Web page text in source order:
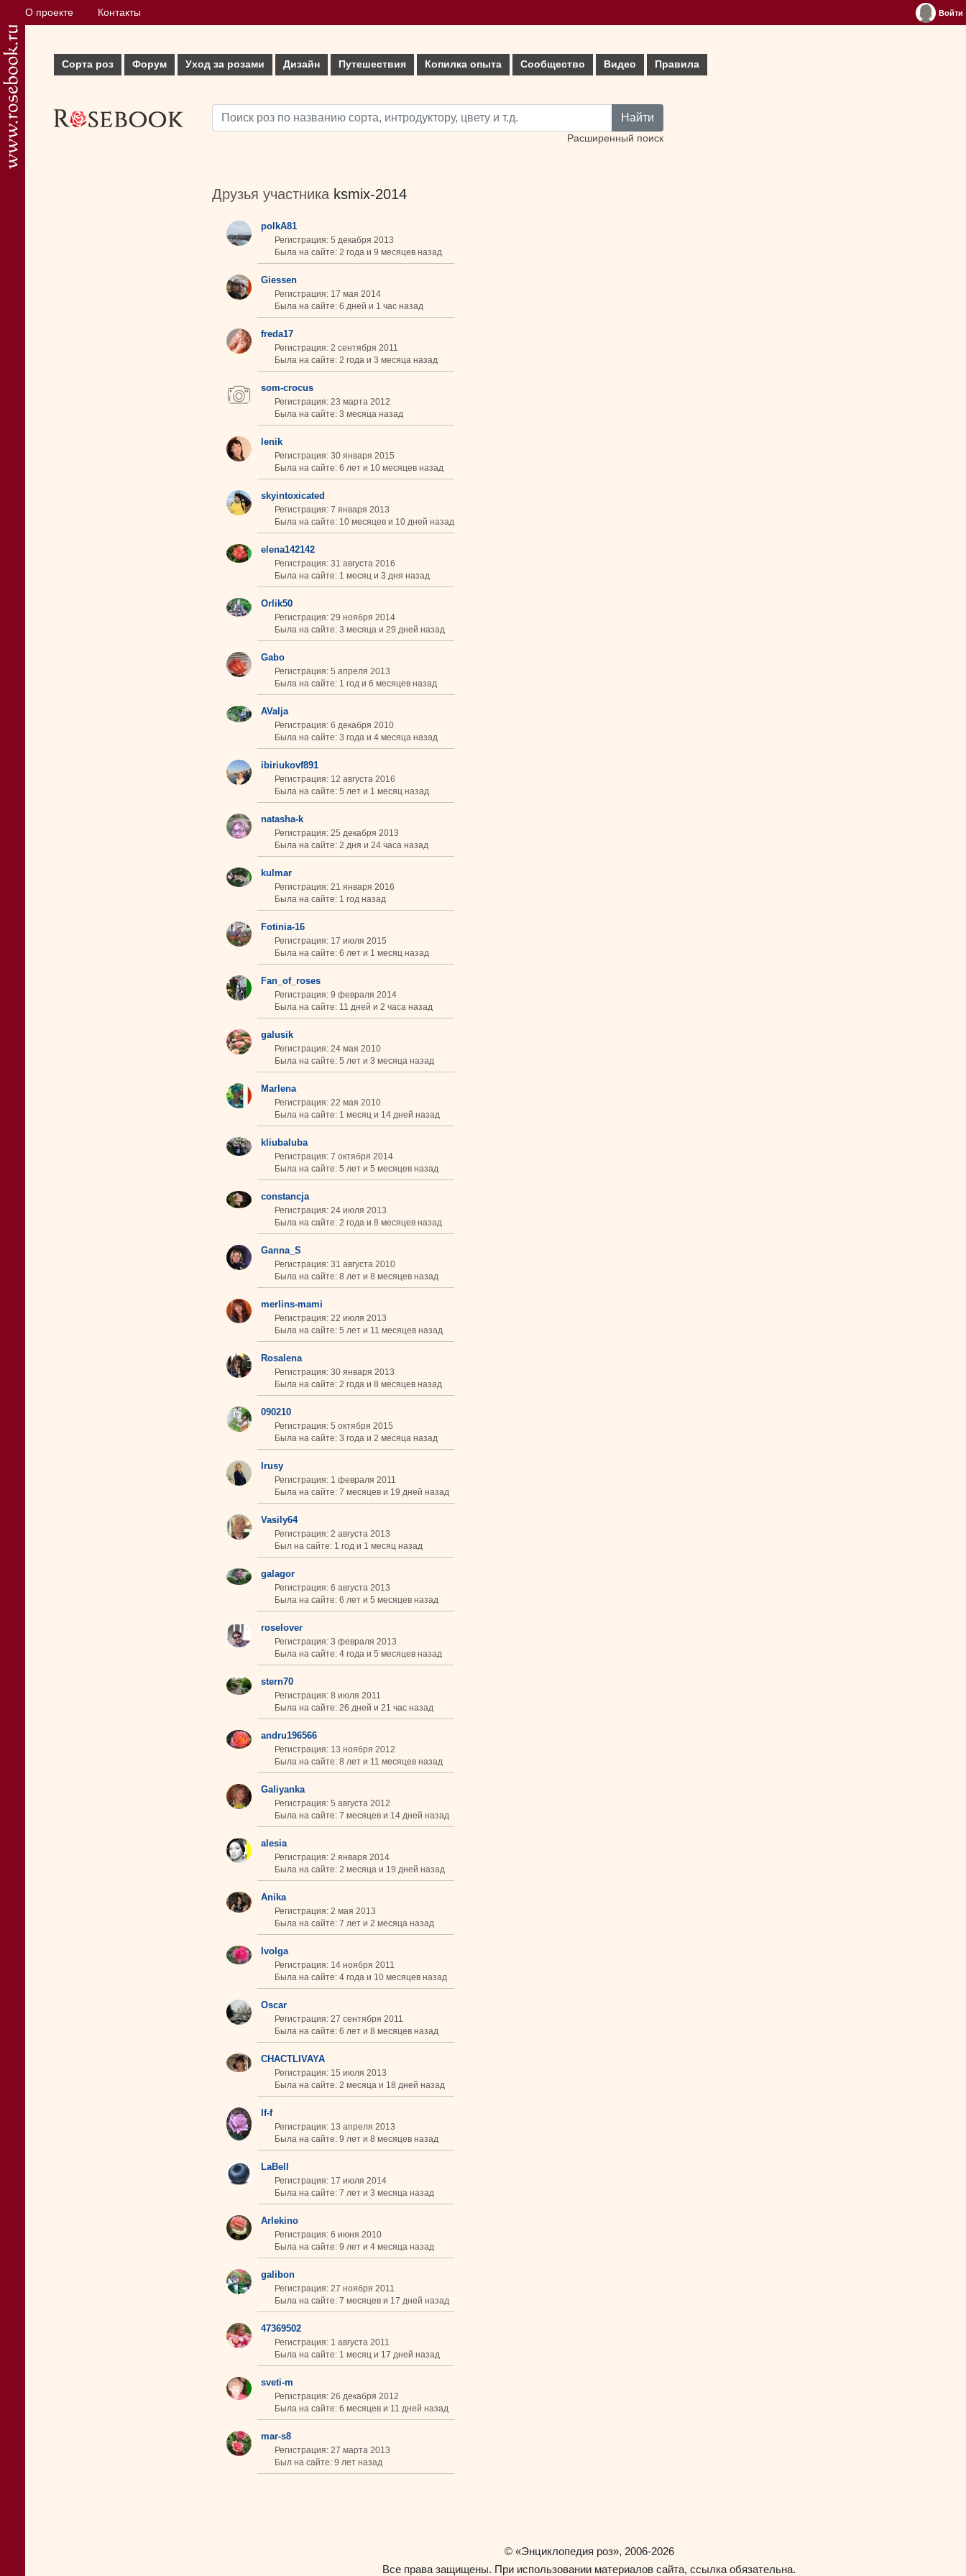
О проекте Контакты Войти
Сорта роз Форум Уход за розами Дизайн Путешествия Копилка опыта Сообщество Видео Правила
Найти
Расширенный поиск
Друзья участника ksmix-2014
polkA81
Регистрация: 5 декабря 2013
Была на сайте: 2 года и 9 месяцев назад
Giessen
Регистрация: 17 мая 2014
Была на сайте: 6 дней и 1 час назад
freda17
Регистрация: 2 сентября 2011
Была на сайте: 2 года и 3 месяца назад
som-crocus
Регистрация: 23 марта 2012
Была на сайте: 3 месяца назад
lenik
Регистрация: 30 января 2015
Была на сайте: 6 лет и 10 месяцев назад
skyintoxicated
Регистрация: 7 января 2013
Была на сайте: 10 месяцев и 10 дней назад
elena142142
Регистрация: 31 августа 2016
Была на сайте: 1 месяц и 3 дня назад
Orlik50
Регистрация: 29 ноября 2014
Была на сайте: 3 месяца и 29 дней назад
Gabo
Регистрация: 5 апреля 2013
Была на сайте: 1 год и 6 месяцев назад
AValja
Регистрация: 6 декабря 2010
Была на сайте: 3 года и 4 месяца назад
ibiriukovf891
Регистрация: 12 августа 2016
Была на сайте: 5 лет и 1 месяц назад
natasha-k
Регистрация: 25 декабря 2013
Была на сайте: 2 дня и 24 часа назад
kulmar
Регистрация: 21 января 2016
Была на сайте: 1 год назад
Fotinia-16
Регистрация: 17 июля 2015
Была на сайте: 6 лет и 1 месяц назад
Fan_of_roses
Регистрация: 9 февраля 2014
Была на сайте: 11 дней и 2 часа назад
galusik
Регистрация: 24 мая 2010
Была на сайте: 5 лет и 3 месяца назад
Marlena
Регистрация: 22 мая 2010
Была на сайте: 1 месяц и 14 дней назад
kliubaluba
Регистрация: 7 октября 2014
Была на сайте: 5 лет и 5 месяцев назад
constancja
Регистрация: 24 июля 2013
Была на сайте: 2 года и 8 месяцев назад
Ganna_S
Регистрация: 31 августа 2010
Была на сайте: 8 лет и 8 месяцев назад
merlins-mami
Регистрация: 22 июля 2013
Была на сайте: 5 лет и 11 месяцев назад
Rosalena
Регистрация: 30 января 2013
Была на сайте: 2 года и 8 месяцев назад
090210
Регистрация: 5 октября 2015
Была на сайте: 3 года и 2 месяца назад
Irusy
Регистрация: 1 февраля 2011
Была на сайте: 7 месяцев и 19 дней назад
Vasily64
Регистрация: 2 августа 2013
Был на сайте: 1 год и 1 месяц назад
galagor
Регистрация: 6 августа 2013
Была на сайте: 6 лет и 5 месяцев назад
roselover
Регистрация: 3 февраля 2013
Была на сайте: 4 года и 5 месяцев назад
stern70
Регистрация: 8 июля 2011
Была на сайте: 26 дней и 21 час назад
andru196566
Регистрация: 13 ноября 2012
Была на сайте: 8 лет и 11 месяцев назад
Galiyanka
Регистрация: 5 августа 2012
Была на сайте: 7 месяцев и 14 дней назад
alesia
Регистрация: 2 января 2014
Была на сайте: 2 месяца и 19 дней назад
Anika
Регистрация: 2 мая 2013
Была на сайте: 7 лет и 2 месяца назад
Ivolga
Регистрация: 14 ноября 2011
Была на сайте: 4 года и 10 месяцев назад
Oscar
Регистрация: 27 сентября 2011
Была на сайте: 6 лет и 8 месяцев назад
CHACTLIVAYA
Регистрация: 15 июля 2013
Была на сайте: 2 месяца и 18 дней назад
If-f
Регистрация: 13 апреля 2013
Была на сайте: 9 лет и 8 месяцев назад
LaBell
Регистрация: 17 июля 2014
Была на сайте: 7 лет и 3 месяца назад
Arlekino
Регистрация: 6 июня 2010
Была на сайте: 9 лет и 4 месяца назад
galibon
Регистрация: 27 ноября 2011
Была на сайте: 7 месяцев и 17 дней назад
47369502
Регистрация: 1 августа 2011
Была на сайте: 1 месяц и 17 дней назад
sveti-m
Регистрация: 26 декабря 2012
Была на сайте: 6 месяцев и 11 дней назад
mar-s8
Регистрация: 27 марта 2013
Был на сайте: 9 лет назад
© «Энциклопедия роз», 2006-2026
Все права защищены. При использовании материалов сайта, ссылка обязательна.